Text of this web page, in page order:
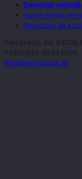
Cancelar
Así es como se
Programa de
Carossastr. 8d, 94036
+49(0)851-96684600
info@kunstplaza.de